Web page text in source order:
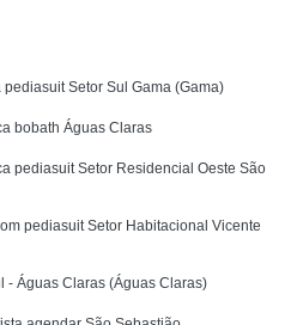
Setor Sul Gama (Gama)
bobath Águas Claras
pediasuit Setor Residencial Oeste São
pediasuit Setor Habitacional Vicente
- Águas Claras (Águas Claras)